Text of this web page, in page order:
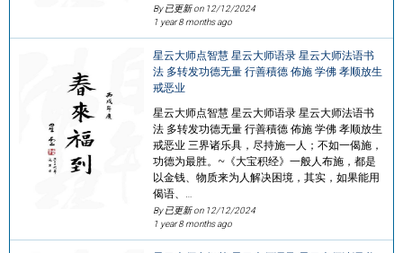
By 已更新 on 12/12/2024
1 year 8 months ago
星云大师点智慧 星云大师语录 星云大师法语书
法 多转发功德无量 行善積德 佈施 学佛 孝顺放生
戒恶业
星云大师点智慧 星云大师语录 星云大师法语书
法 多转发功德无量 行善積德 佈施 学佛 孝顺放生
戒恶业 三界诸乐具，尽持施一人；不如一偈施，
功德为最胜。~《大宝积经》一般人布施，都是
以金钱、物质来为人解决困境，其实，如果能用
偈语、…
By 已更新 on 12/12/2024
1 year 8 months ago